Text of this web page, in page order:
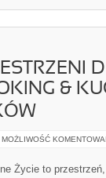
&
MOŻLIWOŚĆ
Życie to